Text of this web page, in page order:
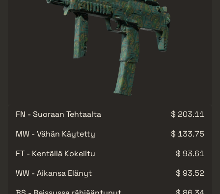
FN - Suoraan Tehtaalta
$ 203.11
MW - Vähän Käytetty
$ 133.75
FT - Kentällä Kokeiltu
$ 93.61
WW - Aikansa Elänyt
$ 93.52